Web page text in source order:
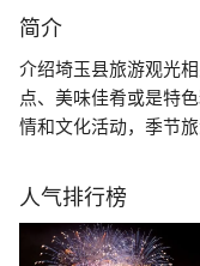
简介
介绍埼玉县旅游观光
点、美味佳肴或是特
情和文化活动，季节
人气排行榜